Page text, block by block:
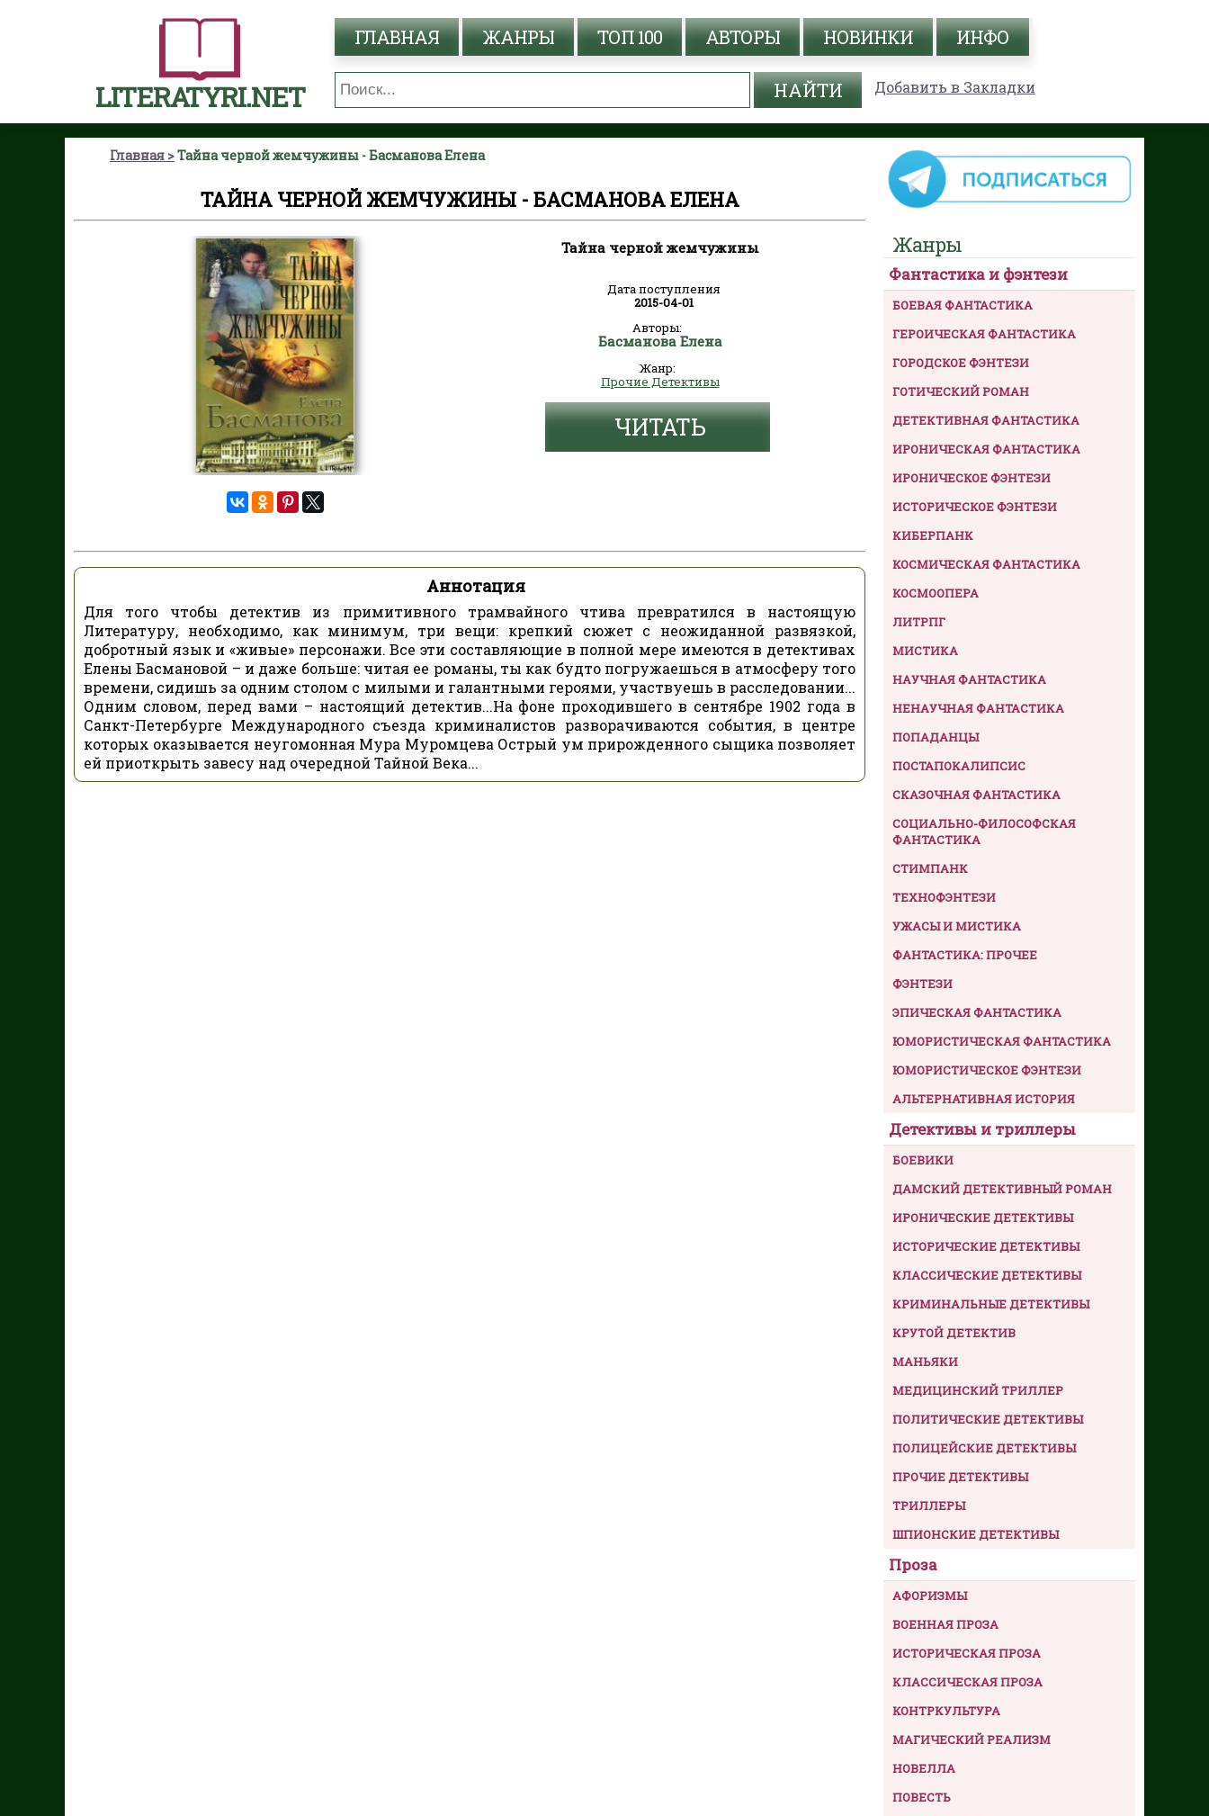
LITERATYRI.NET
ГЛАВНАЯ ЖАНРЫ ТОП 100 АВТОРЫ НОВИНКИ ИНФО
Добавить в Закладки
Главная Тайна черной жемчужины - Басманова Елена
ТАЙНА ЧЕРНОЙ ЖЕМЧУЖИНЫ - БАСМАНОВА ЕЛЕНА
Тайна черной жемчужины
Дата поступления
2015-04-01
Авторы:
Басманова Елена
Жанр:
Прочие Детективы
ЧИТАТЬ
Аннотация
Для того чтобы детектив из примитивного трамвайного чтива превратился в настоящую
Литературу, необходимо, как минимум, три вещи: крепкий сюжет с неожиданной развязкой,
добротный язык и «живые» персонажи. Все эти составляющие в полной мере имеются в детективах
Елены Басмановой – и даже больше: читая ее романы, ты как будто погружаешься в атмосферу того
времени, сидишь за одним столом с милыми и галантными героями, участвуешь в расследовании...
Одним словом, перед вами – настоящий детектив...На фоне проходившего в сентябре 1902 года в
Санкт-Петербурге Международного съезда криминалистов разворачиваются события, в центре
которых оказывается неугомонная Мура Муромцева Острый ум прирожденного сыщика позволяет
ей приоткрыть завесу над очередной Тайной Века...
Жанры
Фантастика и фэнтези
БОЕВАЯ ФАНТАСТИКА
ГЕРОИЧЕСКАЯ ФАНТАСТИКА
ГОРОДСКОЕ ФЭНТЕЗИ
ГОТИЧЕСКИЙ РОМАН
ДЕТЕКТИВНАЯ ФАНТАСТИКА
ИРОНИЧЕСКАЯ ФАНТАСТИКА
ИРОНИЧЕСКОЕ ФЭНТЕЗИ
ИСТОРИЧЕСКОЕ ФЭНТЕЗИ
КИБЕРПАНК
КОСМИЧЕСКАЯ ФАНТАСТИКА
КОСМООПЕРА
ЛИТРПГ
МИСТИКА
НАУЧНАЯ ФАНТАСТИКА
НЕНАУЧНАЯ ФАНТАСТИКА
ПОПАДАНЦЫ
ПОСТАПОКАЛИПСИС
СКАЗОЧНАЯ ФАНТАСТИКА
СОЦИАЛЬНО-ФИЛОСОФСКАЯ
ФАНТАСТИКА
СТИМПАНК
ТЕХНОФЭНТЕЗИ
УЖАСЫ И МИСТИКА
ФАНТАСТИКА: ПРОЧЕЕ
ФЭНТЕЗИ
ЭПИЧЕСКАЯ ФАНТАСТИКА
ЮМОРИСТИЧЕСКАЯ ФАНТАСТИКА
ЮМОРИСТИЧЕСКОЕ ФЭНТЕЗИ
АЛЬТЕРНАТИВНАЯ ИСТОРИЯ
Детективы и триллеры
БОЕВИКИ
ДАМСКИЙ ДЕТЕКТИВНЫЙ РОМАН
ИРОНИЧЕСКИЕ ДЕТЕКТИВЫ
ИСТОРИЧЕСКИЕ ДЕТЕКТИВЫ
КЛАССИЧЕСКИЕ ДЕТЕКТИВЫ
КРИМИНАЛЬНЫЕ ДЕТЕКТИВЫ
КРУТОЙ ДЕТЕКТИВ
МАНЬЯКИ
МЕДИЦИНСКИЙ ТРИЛЛЕР
ПОЛИТИЧЕСКИЕ ДЕТЕКТИВЫ
ПОЛИЦЕЙСКИЕ ДЕТЕКТИВЫ
ПРОЧИЕ ДЕТЕКТИВЫ
ТРИЛЛЕРЫ
ШПИОНСКИЕ ДЕТЕКТИВЫ
Проза
АФОРИЗМЫ
ВОЕННАЯ ПРОЗА
ИСТОРИЧЕСКАЯ ПРОЗА
КЛАССИЧЕСКАЯ ПРОЗА
КОНТРКУЛЬТУРА
МАГИЧЕСКИЙ РЕАЛИЗМ
НОВЕЛЛА
ПОВЕСТЬ